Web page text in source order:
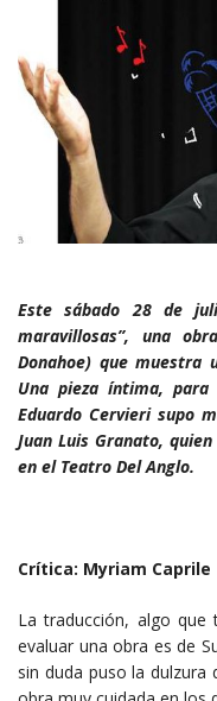
Este sábado 28 de
maravillosas”, una
Donahoe) que
Una pieza íntima,
Eduardo Cervieri supo
Juan Luis Granato,
en el Teatro Del Anglo.
Crítica: Myriam Caprile
La traducción, algo
evaluar una obra es de
sin duda puso la dulzura